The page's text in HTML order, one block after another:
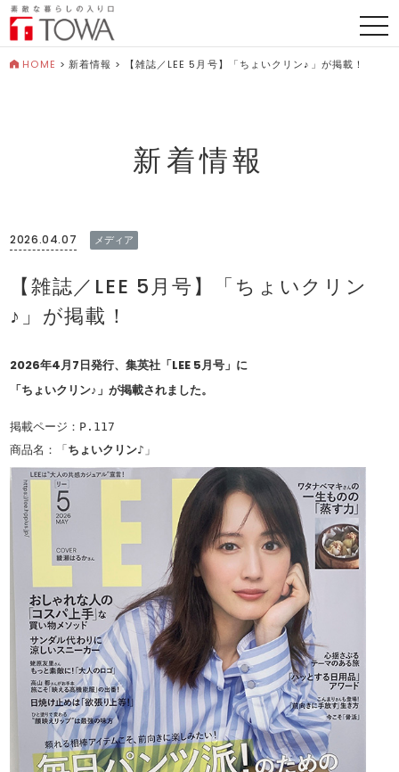
HOME > 新着情報 > 【雑誌／LEE 5月号】「ちょいクリン♪」が掲載！
新着情報
2026.04.07 メディア
【雑誌／LEE 5月号】「ちょいクリン
♪」が掲載！
2026年4月7日発行、集英社「LEE 5月号」に
「ちょいクリン♪」が掲載されました。
掲載ページ：P.117
商品名：「 ちょいクリン♪ 」